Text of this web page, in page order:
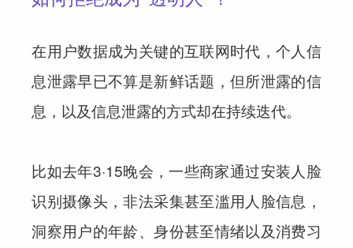
在用户数据成为关键的互联网时代，个人信
息泄露早已不算是新鲜话题，但所泄露的信
息，以及信息泄露的方式却在持续迭代。
比如去年3·15晚会，一些商家通过安装人脸
识别摄像头，非法采集甚至滥用人脸信息，
洞察用户的年龄、身份甚至情绪以及消费习